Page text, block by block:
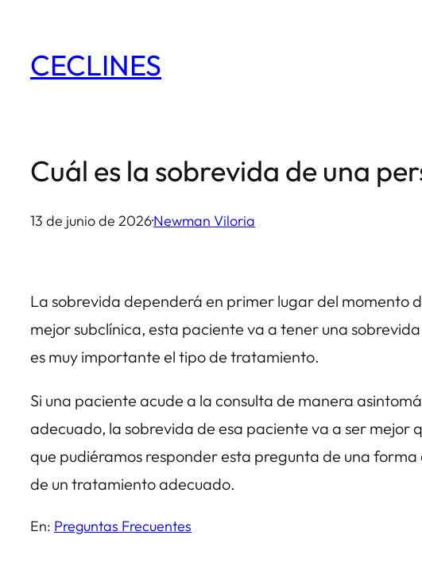
contenido
CECLINES
Cuál es la sobrevida de una
13 de junio de 2026·Newman Viloria
La sobrevida dependerá en primer lugar del momento
mejor subclínica, esta paciente va a tener una
es muy importante el tipo de tratamiento.
Si una paciente acude a la consulta de manera
adecuado, la sobrevida de esa paciente va a ser mejor
que pudiéramos responder esta pregunta de una
de un tratamiento adecuado.
En: Preguntas Frecuentes